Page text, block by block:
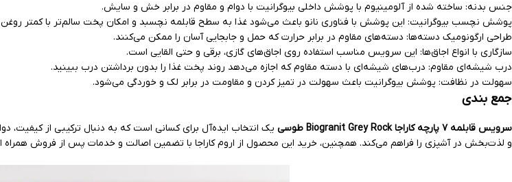
جنس بدنه: ساخته شده از آلومینیوم با پوشش داخلی بیوگرانیت با دوام و مقاوم در برابر خش و سایش.
پوشش نچسب بیوگرانیت: این پوشش با فناوری نانو باعث می‌شود غذا به سطح قابلمه نچسبد و امکان پخت سالم‌تر با کمتر
طراحی ارگونومیک دسته‌ها: دسته‌های مقاوم در برابر حرارت که حمل و جابجایی آسان را ممکن می‌کنند.
سازگاری با انواع اجاق‌ها: این سرویس مناسب استفاده روی اجاق‌های گازی، برقی و حتی القایی است.
درب شیشه‌ای مقاوم: درب‌های شیشه‌ای با دسته مقاوم که اجازه می‌دهد روند پخت غذا را بدون برداشتن درب ببینید.
سهولت در نظافت: پوشش بیوگرانیت باعث سهولت در تمیز کردن و مقاومت در برابر لک و خوردگی می‌شود.
جمع بندی
سرویس قابلمه ۷ پارچه کاراجا Biogranit Grey Rock طوسی
یک انتخاب ایده‌آل برای کسانی است که به دنبال ترکیبی از
و لذت‌بخش در آشپزی را فراهم می‌کند. همچنین، خرید این محصول از اروم کاراجا با تضمین اصالت و خدمات پس از فروش همراه